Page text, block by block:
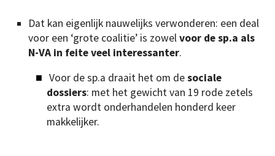
Dat kan eigenlijk nauwelijks verwonderen: een deal
voor een ‘grote coalitie’ is zowelvoor de sp.a als
N-VA in feite veel interessanter.
Voor de sp.a draait het om desociale
dossiers: met het gewicht van 19 rode zetels
extra wordt onderhandelen honderd keer
makkelijker.